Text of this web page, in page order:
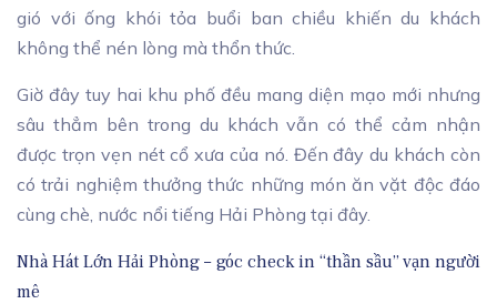
gió với ống khói tỏa buổi ban chiều khiến du khách
không thể nén lòng mà thổn thức.
Giờ đây tuy hai khu phố đều mang diện mạo mới nhưng
sâu thẳm bên trong du khách vẫn có thể cảm nhận
được trọn vẹn nét cổ xưa của nó. Đến đây du khách còn
có trải nghiệm thưởng thức những món ăn vặt độc đáo
cùng chè, nước nổi tiếng Hải Phòng tại đây.
Nhà Hát Lớn Hải Phòng – góc check in “thần sầu” vạn người
mê